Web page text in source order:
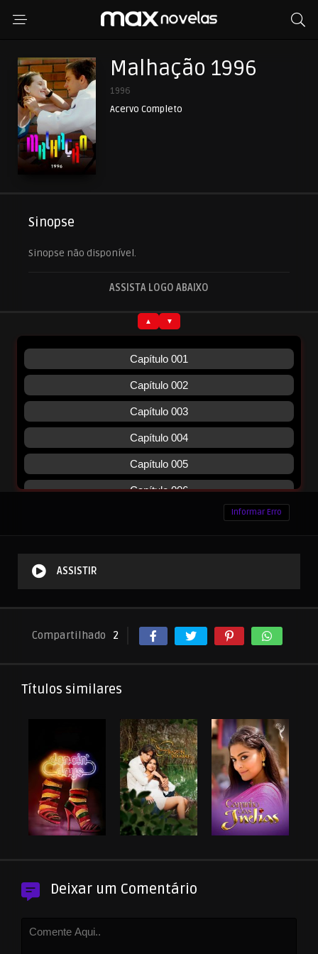
Malhação 1996
1996
Acervo Completo
Sinopse
Sinopse não disponível.
ASSISTA LOGO ABAIXO
Informar Erro
ASSISTIR
Compartilhado 2
Títulos similares
Deixar um Comentário